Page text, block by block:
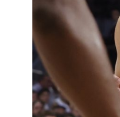
Deportes
Arte
Espectáculos
Policiales
Cartelera